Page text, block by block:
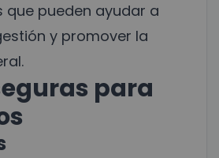
que pueden ayudar a
y promover la
para